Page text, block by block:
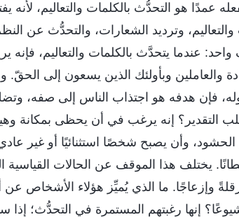
عمدًا هو التحدُّث بالكلمات والتعاليم، لأنه
والتعاليم، وترديد الشعارات، والتحدُّث
عندما يتحدَّث بالكلمات والتعاليم، فإنه
والعاملين وبأولئك الذين يسعون إلى الحقّ.
فإن هدفه هو اجتذاب الناس إلى صفه،
التقدير؟ إنه يرغب في أن يحظى بمكانة
الحشود، وأن يصبح شخصًا استثنائيًا أو غير
يختلف هذا الموقف عن الحالات القياسية
وإزعاجًا. ما الذي يُميِّز هؤلاء الأشخاص عن
شيوعًا؟ إنها رغبتهم المستمرة في التحدُّث؛